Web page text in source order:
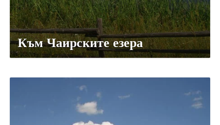
Към Чаирските езера